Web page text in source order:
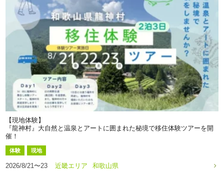
【現地体験】
『龍神村』大自然と温泉とアートに囲まれた秘境で移住体験ツアーを開
催！
体験 現地
2026/8/21〜23 近畿エリア 和歌山県